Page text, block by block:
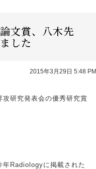
文賞、八木先
した
2015年3月29日 5:48 PM
研究発表会の優秀研究賞
年Radiologyに掲載された